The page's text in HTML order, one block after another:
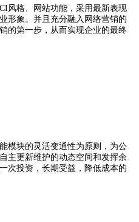
格、网站功能，采用最新表现
形象。并且充分融入网络营销的
的第一步，从而实现企业的最终
块的灵活变通性为原则，为公
主更新维护的动态空间和发挥余
次投资，长期受益，降低成本的